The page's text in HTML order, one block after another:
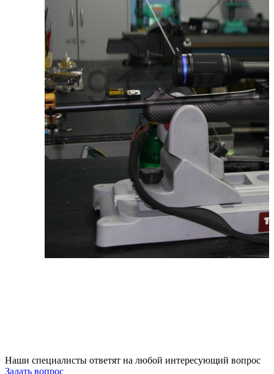
Наши специалисты ответят на любой интересующий вопрос
Задать вопрос